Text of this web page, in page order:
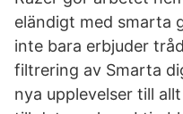
eländigt med smarta
inte bara erbjuder
filtrering av Smarta
nya upplevelser till